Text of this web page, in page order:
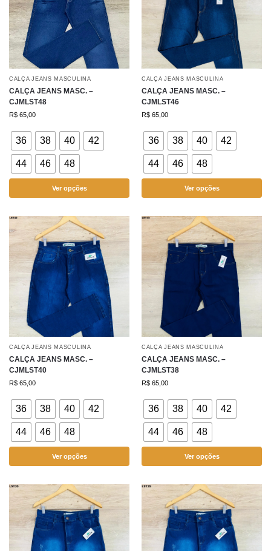
CALÇA JEANS MASCULINA
CALÇA JEANS MASC. –
CJMLST48
R$ 65,00
36 38 40 42
44 46 48
Ver opções
CALÇA JEANS MASCULINA
CALÇA JEANS MASC. –
CJMLST46
R$ 65,00
36 38 40 42
44 46 48
Ver opções
CALÇA JEANS MASCULINA
CALÇA JEANS MASC. –
CJMLST40
R$ 65,00
36 38 40 42
44 46 48
Ver opções
CALÇA JEANS MASCULINA
CALÇA JEANS MASC. –
CJMLST38
R$ 65,00
36 38 40 42
44 46 48
Ver opções